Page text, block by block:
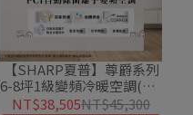
【SHARP夏普】尊爵系列
6-8坪1級變頻冷暖空調(AY-
41DAMH-W/AE-41DAMH)
NT$38,505NT$45,300